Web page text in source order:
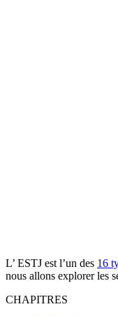
L’ ESTJ est l’un des 16
nous allons explorer les
CHAPITRES